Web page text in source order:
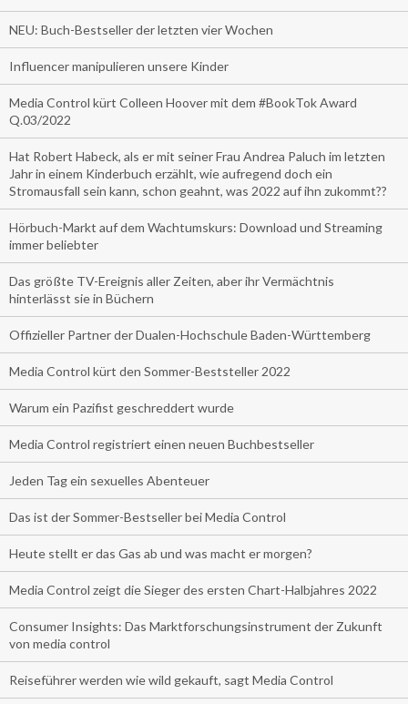
NEU: Buch-Bestseller der letzten vier Wochen
Influencer manipulieren unsere Kinder
Media Control kürt Colleen Hoover mit dem #BookTok Award
Q.03/2022
Hat Robert Habeck, als er mit seiner Frau Andrea Paluch im letzten
Jahr in einem Kinderbuch erzählt, wie aufregend doch ein
Stromausfall sein kann, schon geahnt, was 2022 auf ihn zukommt??
Hörbuch-Markt auf dem Wachtumskurs: Download und Streaming
immer beliebter
Das größte TV-Ereignis aller Zeiten, aber ihr Vermächtnis
hinterlässt sie in Büchern
Offizieller Partner der Dualen-Hochschule Baden-Württemberg
Media Control kürt den Sommer-Beststeller 2022
Warum ein Pazifist geschreddert wurde
Media Control registriert einen neuen Buchbestseller
Jeden Tag ein sexuelles Abenteuer
Das ist der Sommer-Bestseller bei Media Control
Heute stellt er das Gas ab und was macht er morgen?
Media Control zeigt die Sieger des ersten Chart-Halbjahres 2022
Consumer Insights: Das Marktforschungsinstrument der Zukunft
von media control
Reiseführer werden wie wild gekauft, sagt Media Control